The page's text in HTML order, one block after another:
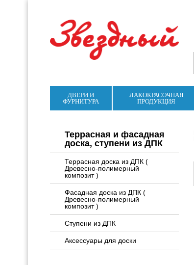
ДВЕРИ И
ФУРНИТУРА
ЛАКОКРАСОЧНАЯ
ПРОДУКЦИЯ
Террасная и фасадная
доска, ступени из ДПК
Террасная доска из ДПК (
Древесно-полимерный
композит )
Фасадная доска из ДПК (
Древесно-полимерный
композит )
Ступени из ДПК
Аксессуары для доски